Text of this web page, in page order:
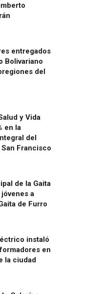
entregados
Bolivariano
del
y Vida
en la
del
Francisco
de la Gaita
a
de Furro
instaló
en
la ciudad